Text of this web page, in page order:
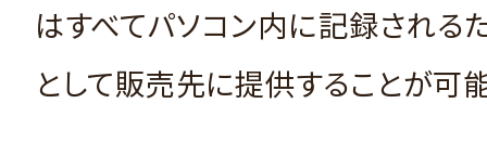
はすべてパソコン内に記録される
として販売先に提供することが可